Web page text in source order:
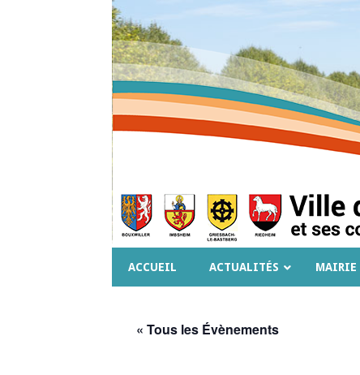
ACCUEIL ACTUALITÉS MAIRIE
« Tous les Évènements